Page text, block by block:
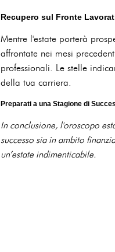
Recupero sul Fronte
Mentre l'estate porterà
affrontate nei mesi
professionali. Le stelle
della tua carriera.
Preparati a una Stagione di
In conclusione, l'oroscopo
successo sia in ambito
un’estate indimenticabile.